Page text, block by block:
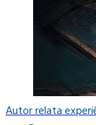
Autor relata